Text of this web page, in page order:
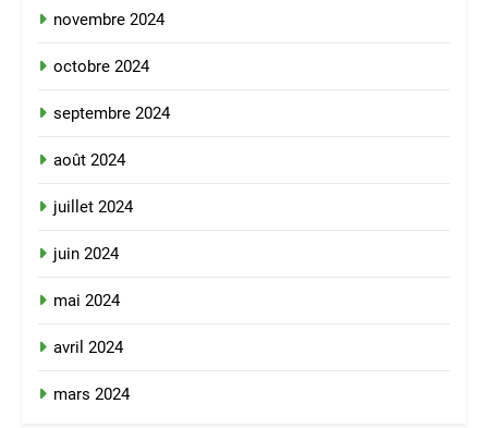
novembre 2024
octobre 2024
septembre 2024
août 2024
juillet 2024
juin 2024
mai 2024
avril 2024
mars 2024